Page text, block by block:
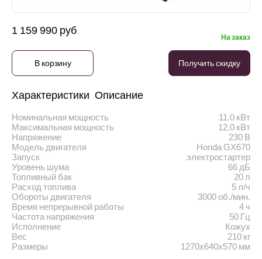
1 159 990 руб
На заказ
В корзину Получить скидку
Характеристики Описание
Номинальная мощность
11.0 кВт
Максимальная мощность
12.0 кВт
Напряжение
230 В
Модель двигателя
Honda GX670
Запуск
электростартер
Уровень шума
66 дБ
Топливный бак
20 л
Расход топлива
5 л/ч
Обороты двигателя
3000 об./мин.
Время непрерывной работы
4 ч
Частота напряжения
50 Гц
Исполнение
Кожух
Вес
210 кг
Размеры
1270х640х570 мм